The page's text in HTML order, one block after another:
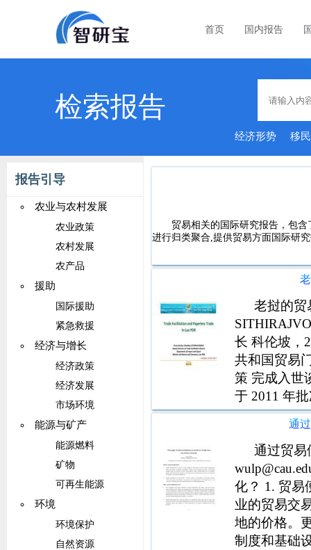
首页 国内报告
检索报告
经济形势 移民
报告引导
农业与农村发展
农业政策
农村发展
农产品
援助
国际援助
紧急救援
经济与增长
经济政策
经济发展
市场环境
能源与矿产
能源燃料
矿物
可再生能源
环境
环境保护
自然资源
贸易相关的国际研究报告，包
进行归类聚合,提供贸易方面国际研
老挝的贸
长 科伦坡，
共和国贸易
策 完成入世
于 2011 年
易便利化秘
2012 年 6
通
通过贸易
化？ 1. 贸易
业的贸易交
地的价格。
制度和基础